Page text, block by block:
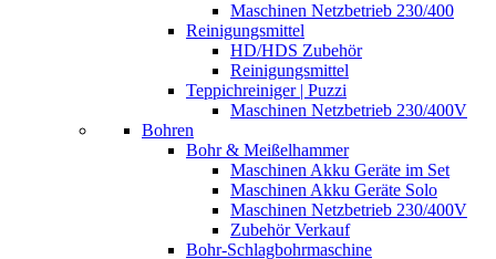
Maschinen Netzbetrieb 230/400
Reinigungsmittel
HD/HDS Zubehör
Reinigungsmittel
Teppichreiniger | Puzzi
Maschinen Netzbetrieb 230/400V
Bohren
Bohr & Meißelhammer
Maschinen Akku Geräte im Set
Maschinen Akku Geräte Solo
Maschinen Netzbetrieb 230/400V
Zubehör Verkauf
Bohr-Schlagbohrmaschine